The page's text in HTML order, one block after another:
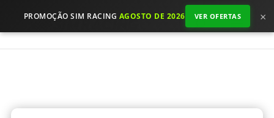
PROMOÇÃO SIM RACING AGOSTO DE 2026 VER OFERTAS ×